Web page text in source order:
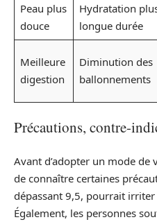
Peau plus
douce
Hydratation
longue durée
Meilleure
digestion
Diminution des
ballonnements
Précautions, contre-
Avant d’adopter un mode de
de connaître certaines
dépassant 9,5, pourrait
Également, les personnes